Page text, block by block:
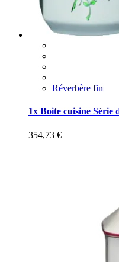
Réverbère fin
1x Boite cuisine Série
354,73 €